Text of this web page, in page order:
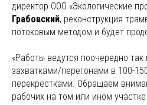
директор ООО «Экологические
Грабовский, реконструкция
потоковым методом и будет
«Работы ведутся поочередно
захватками/перегонами в 100-
перекрестками. Обращаем
рабочих на том или ином